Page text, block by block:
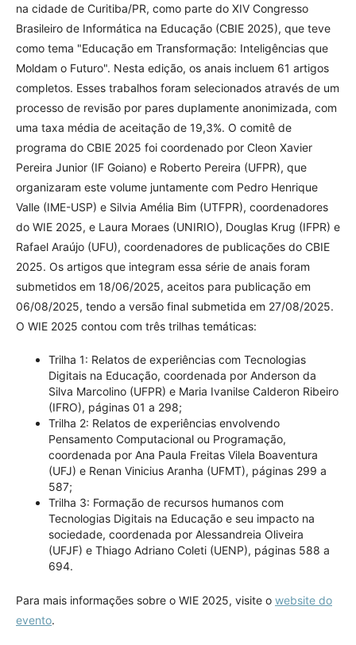
na cidade de Curitiba/PR, como parte do XIV Congresso
Brasileiro de Informática na Educação (CBIE 2025), que teve
como tema "Educação em Transformação: Inteligências que
Moldam o Futuro". Nesta edição, os anais incluem 61 artigos
completos. Esses trabalhos foram selecionados através de um
processo de revisão por pares duplamente anonimizada, com
uma taxa média de aceitação de 19,3%. O comitê de
programa do CBIE 2025 foi coordenado por Cleon Xavier
Pereira Junior (IF Goiano) e Roberto Pereira (UFPR), que
organizaram este volume juntamente com Pedro Henrique
Valle (IME-USP) e Silvia Amélia Bim (UTFPR), coordenadores
do WIE 2025, e Laura Moraes (UNIRIO), Douglas Krug (IFPR) e
Rafael Araújo (UFU), coordenadores de publicações do CBIE
2025. Os artigos que integram essa série de anais foram
submetidos em 18/06/2025, aceitos para publicação em
06/08/2025, tendo a versão final submetida em 27/08/2025.
O WIE 2025 contou com três trilhas temáticas:
Trilha 1: Relatos de experiências com Tecnologias
Digitais na Educação, coordenada por Anderson da
Silva Marcolino (UFPR) e Maria Ivanilse Calderon Ribeiro
(IFRO), páginas 01 a 298;
Trilha 2: Relatos de experiências envolvendo
Pensamento Computacional ou Programação,
coordenada por Ana Paula Freitas Vilela Boaventura
(UFJ) e Renan Vinicius Aranha (UFMT), páginas 299 a
587;
Trilha 3: Formação de recursos humanos com
Tecnologias Digitais na Educação e seu impacto na
sociedade, coordenada por Alessandreia Oliveira
(UFJF) e Thiago Adriano Coleti (UENP), páginas 588 a
694.
Para mais informações sobre o WIE 2025, visite o website do
evento.